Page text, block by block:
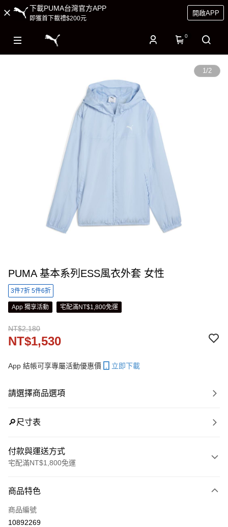
下載PUMA台灣官方APP
即獲首下載禮$200元
開啟APP
0
1/2
PUMA 基本系列ESS風衣外套 女性
3件7折 5件6折
App 獨享活動 宅配滿NT$1,800免運
NT$2,180
NT$1,530
App 結帳可享專屬活動優惠價 立即下載
請選擇商品選項
🔎尺寸表
付款與運送方式
宅配滿NT$1,800免運
信用卡一次付款
LINE Pay
商品特色
商品編號
10892269